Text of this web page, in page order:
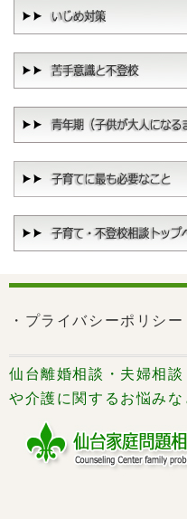
・プライバシーポリシー
仙台離婚相談・夫婦相
や介護に関するお悩み